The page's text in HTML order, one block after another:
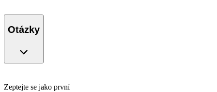
Otázky
Zeptejte se jako první